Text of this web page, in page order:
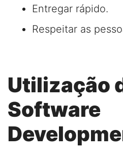
Entregar rápido.
Respeitar as
Utilização
Software